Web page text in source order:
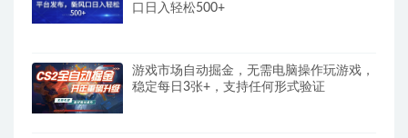
口日入轻松500+
游戏市场自动掘金，无需电脑操作玩游戏，
稳定每日3张+，支持任何形式验证